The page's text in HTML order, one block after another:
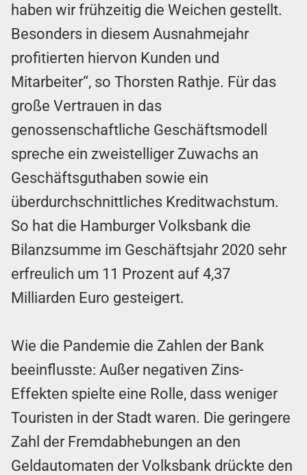
haben wir frühzeitig die Weichen gestellt.
Besonders in diesem Ausnahmejahr
profitierten hiervon Kunden und
Mitarbeiter“, so Thorsten Rathje. Für das
große Vertrauen in das
genossenschaftliche Geschäftsmodell
spreche ein zweistelliger Zuwachs an
Geschäftsguthaben sowie ein
überdurchschnittliches Kreditwachstum.
So hat die Hamburger Volksbank die
Bilanzsumme im Geschäftsjahr 2020 sehr
erfreulich um 11 Prozent auf 4,37
Milliarden Euro gesteigert.
Wie die Pandemie die Zahlen der Bank
beeinflusste: Außer negativen Zins-
Effekten spielte eine Rolle, dass weniger
Touristen in der Stadt waren. Die geringere
Zahl der Fremdabhebungen an den
Geldautomaten der Volksbank drückte den